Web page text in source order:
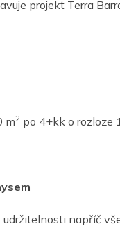
projekt Terra
m2 po 4+kk o rozloze
udržitelnosti napříč